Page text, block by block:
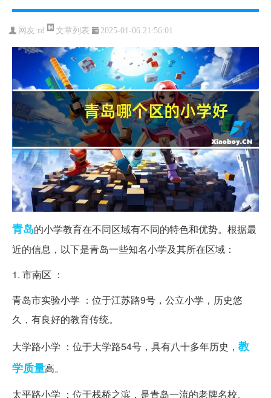
网友:rd 文章列表 2025-01-06 21:56:01
青岛的小学教育在不同区域有不同的特色和优势。根据最
近的信息，以下是青岛一些知名小学及其所在区域：
1. 市南区 ：
青岛市实验小学 ：位于江苏路9号，公立小学，历史悠
久，有良好的教育传统。
大学路小学 ：位于大学路54号，具有八十多年历史， 教
学质量高。
太平路小学 ：位于栈桥之滨，是青岛一流的老牌名校。